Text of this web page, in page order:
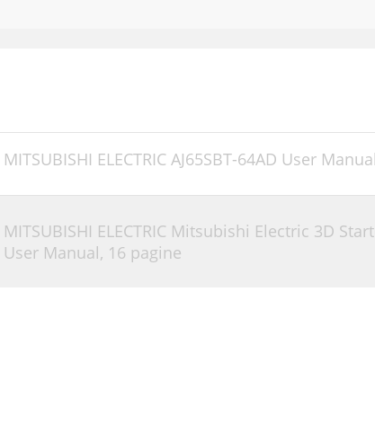
MITSUBISHI ELECTRIC AJ65SBT-64AD User
MITSUBISHI ELECTRIC Mitsubishi Electric 3D
User Manual, 16 pagine